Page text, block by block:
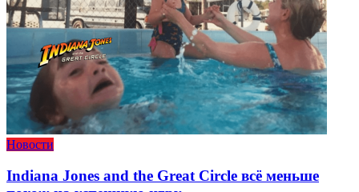
Новости
Indiana Jones and the Great Circle всё меньше